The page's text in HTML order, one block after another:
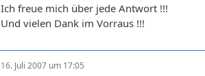
Ich freue mich über jede Antwort !!!
Und vielen Dank im Vorraus !!!
16. Juli 2007 um 17:05